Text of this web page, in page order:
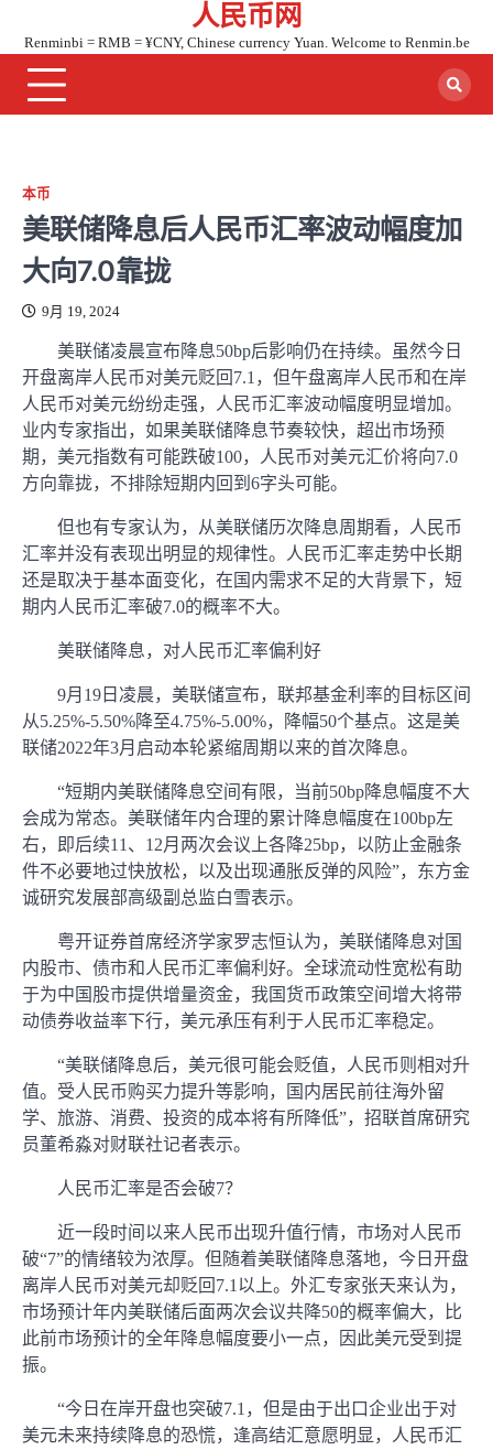
content
人民币网
Renminbi = RMB = ¥CNY, Chinese currency Yuan. Welcome to Renmin.be
本币
美联储降息后人民币汇率波动幅度加
大向7.0靠拢
9月 19, 2024
美联储凌晨宣布降息50bp后影响仍在持续。虽然今日
开盘离岸人民币对美元贬回7.1，但午盘离岸人民币和在岸
人民币对美元纷纷走强，人民币汇率波动幅度明显增加。
业内专家指出，如果美联储降息节奏较快，超出市场预
期，美元指数有可能跌破100，人民币对美元汇价将向7.0
方向靠拢，不排除短期内回到6字头可能。
但也有专家认为，从美联储历次降息周期看，人民币
汇率并没有表现出明显的规律性。人民币汇率走势中长期
还是取决于基本面变化，在国内需求不足的大背景下，短
期内人民币汇率破7.0的概率不大。
美联储降息，对人民币汇率偏利好
9月19日凌晨，美联储宣布，联邦基金利率的目标区间
从5.25%-5.50%降至4.75%-5.00%，降幅50个基点。这是美
联储2022年3月启动本轮紧缩周期以来的首次降息。
“短期内美联储降息空间有限，当前50bp降息幅度不大
会成为常态。美联储年内合理的累计降息幅度在100bp左
右，即后续11、12月两次会议上各降25bp，以防止金融条
件不必要地过快放松，以及出现通胀反弹的风险”，东方金
诚研究发展部高级副总监白雪表示。
粤开证券首席经济学家罗志恒认为，美联储降息对国
内股市、债市和人民币汇率偏利好。全球流动性宽松有助
于为中国股市提供增量资金，我国货币政策空间增大将带
动债券收益率下行，美元承压有利于人民币汇率稳定。
“美联储降息后，美元很可能会贬值，人民币则相对升
值。受人民币购买力提升等影响，国内居民前往海外留
学、旅游、消费、投资的成本将有所降低”，招联首席研究
员董希淼对财联社记者表示。
人民币汇率是否会破7？
近一段时间以来人民币出现升值行情，市场对人民币
破“7”的情绪较为浓厚。但随着美联储降息落地，今日开盘
离岸人民币对美元却贬回7.1以上。外汇专家张天来认为，
市场预计年内美联储后面两次会议共降50的概率偏大，比
此前市场预计的全年降息幅度要小一点，因此美元受到提
振。
“今日在岸开盘也突破7.1，但是由于出口企业出于对
美元未来持续降息的恐慌，逢高结汇意愿明显，人民币汇